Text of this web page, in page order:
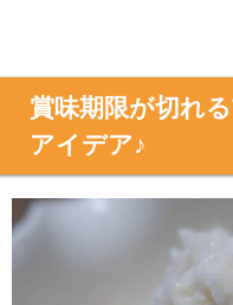
賞味期限が切れ
アイデア♪